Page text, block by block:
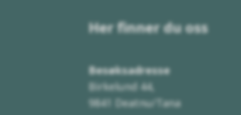
Her finner du oss
Besøksadresse
Birkelund 44,
9841 Deatnu/Tana